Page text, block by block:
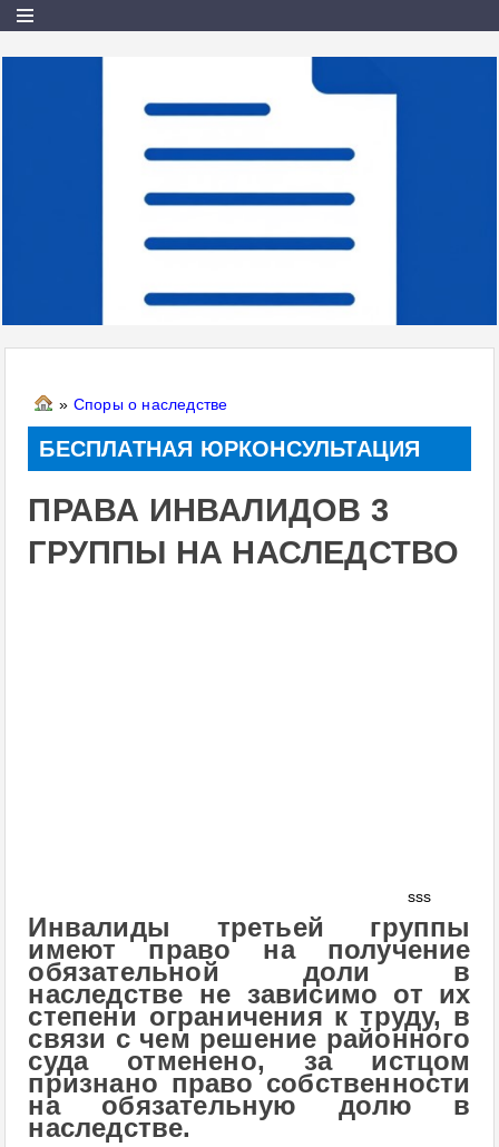
» Споры о наследстве
БЕСПЛАТНАЯ ЮРКОНСУЛЬТАЦИЯ
ПРАВА ИНВАЛИДОВ 3
ГРУППЫ НА НАСЛЕДСТВО
sss
Инвалиды третьей группы
имеют право на получение
обязательной доли в
наследстве не зависимо от их
степени ограничения к труду, в
связи с чем решение районного
суда отменено, за истцом
признано право собственности
на обязательную долю в
наследстве.